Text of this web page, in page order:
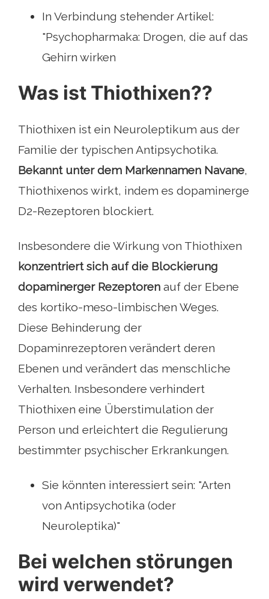
In Verbindung stehender Artikel:
"Psychopharmaka: Drogen, die auf das
Gehirn wirken
Was ist Thiothixen??
Thiothixen ist ein Neuroleptikum aus der
Familie der typischen Antipsychotika.
Bekannt unter dem Markennamen Navane,
Thiothixenos wirkt, indem es dopaminerge
D2-Rezeptoren blockiert.
Insbesondere die Wirkung von Thiothixen
konzentriert sich auf die Blockierung
dopaminerger Rezeptoren auf der Ebene
des kortiko-meso-limbischen Weges.
Diese Behinderung der
Dopaminrezeptoren verändert deren
Ebenen und verändert das menschliche
Verhalten. Insbesondere verhindert
Thiothixen eine Überstimulation der
Person und erleichtert die Regulierung
bestimmter psychischer Erkrankungen.
Sie könnten interessiert sein: "Arten
von Antipsychotika (oder
Neuroleptika)"
Bei welchen störungen
wird verwendet?